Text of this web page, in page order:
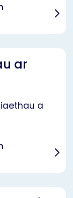
ar
a